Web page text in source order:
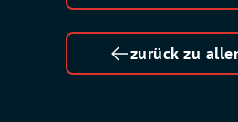
zurück zu